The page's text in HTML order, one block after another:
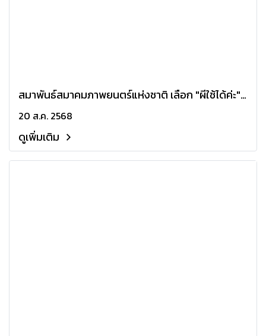
สมาพันธ์สมาคมภาพยนตร์แห่งชาติ เลือก "ผีใช้ได้ค่ะ"
เป็นตัวแทนหนังไทย เข้าชิงรางวัลออสการ์ครั้งที่ 98
สาขาภาพยนตร์นานาชาติยอดเยี่ยม
20 ส.ค. 2568
ดูเพิ่มเติม